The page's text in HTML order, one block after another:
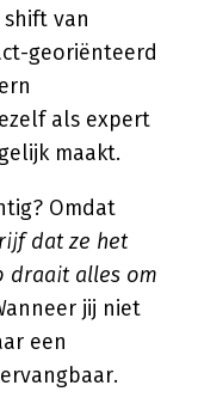
van
georiënteerd
als expert
maakt.
Omdat
dat ze het
draait alles om
jij niet
een